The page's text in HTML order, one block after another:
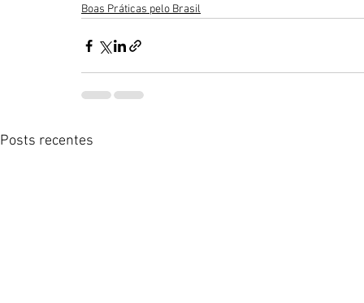
Boas Práticas pelo Brasil
Posts recentes